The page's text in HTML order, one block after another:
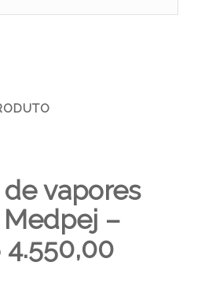
vapores
–
4.550,00